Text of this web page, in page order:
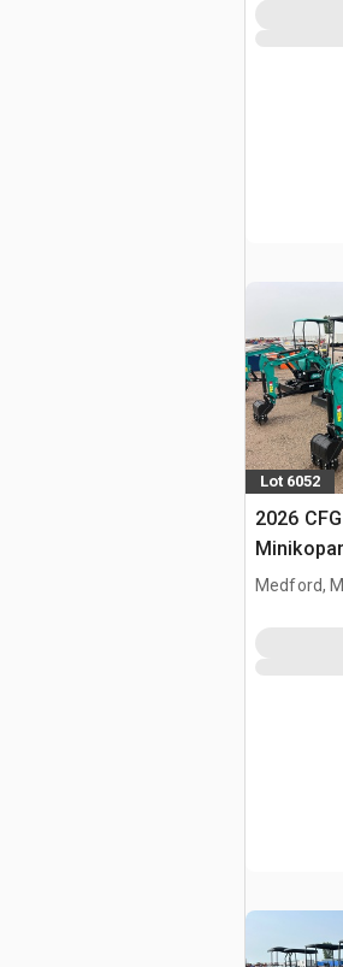
Lot 6052
2026
Medford,